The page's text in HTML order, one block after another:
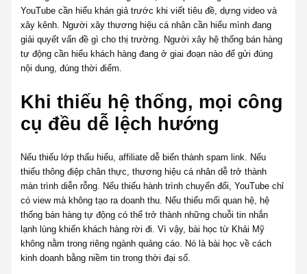
YouTube cần hiểu khán giả trước khi viết tiêu đề, dựng video và
xây kênh. Người xây thương hiệu cá nhân cần hiểu mình đang
giải quyết vấn đề gì cho thị trường. Người xây hệ thống bán hàng
tự động cần hiểu khách hàng đang ở giai đoạn nào để gửi đúng
nội dung, đúng thời điểm.
Khi thiếu hệ thống, mọi công
cụ đều dễ lệch hướng
Nếu thiếu lớp thấu hiểu, affiliate dễ biến thành spam link. Nếu
thiếu thông điệp chân thực, thương hiệu cá nhân dễ trở thành
màn trình diễn rỗng. Nếu thiếu hành trình chuyển đổi, YouTube chỉ
có view mà không tạo ra doanh thu. Nếu thiếu mối quan hệ, hệ
thống bán hàng tự động có thể trở thành những chuỗi tin nhắn
lạnh lùng khiến khách hàng rời đi. Vì vậy, bài học từ Khải Mỹ
không nằm trong riêng ngành quảng cáo. Nó là bài học về cách
kinh doanh bằng niềm tin trong thời đại số.